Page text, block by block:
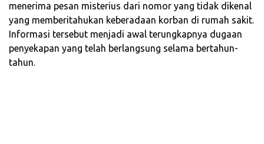
menerima pesan misterius dari nomor yang tidak dikenal
yang memberitahukan keberadaan korban di rumah sakit.
Informasi tersebut menjadi awal terungkapnya dugaan
penyekapan yang telah berlangsung selama bertahun-
tahun.